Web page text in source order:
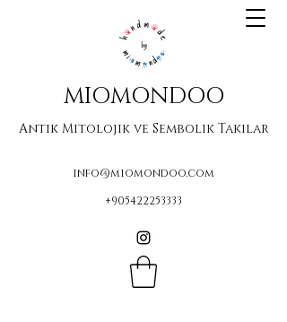
MIOMONDOO
Antik Mitolojik ve Sembolik Takılar
info@miomondoo.com
+905422253333